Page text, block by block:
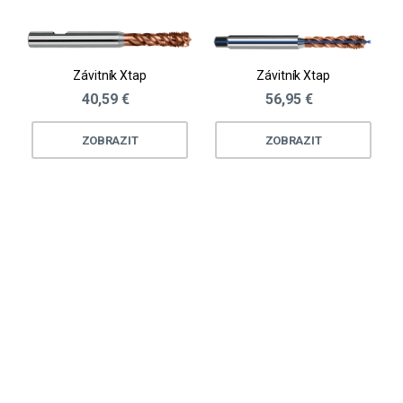
Závitník Xtap
40,59 €
ZOBRAZIT
Závitník Xtap
56,95 €
ZOBRAZIT